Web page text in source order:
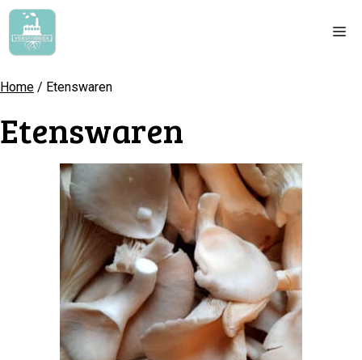
Ga
de
Home / Etenswaren
Etenswaren